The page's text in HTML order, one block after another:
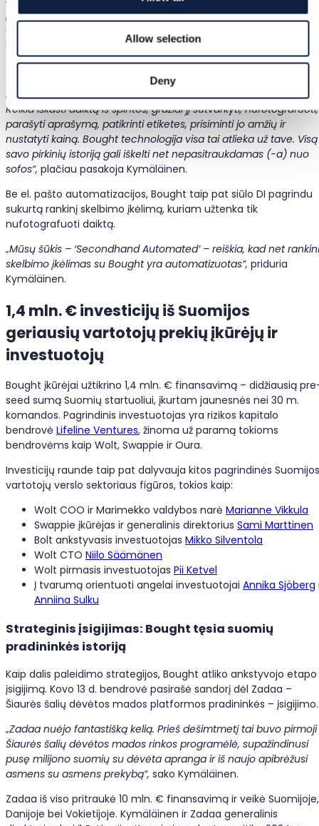
Allow selection
Deny
palieka skaitmeninį pėdsaką mūsų el. laiškuose – su visomis
detalėmis, reikalingomis pardavimo skelbimui sukurti“,
Kymäläinen.
Tai žymi poslinkį nuo dabartinės normos.
„Tradiciškai sukurti pardavimo skelbimą yra varginantis darbas.
Reikia iškasti daiktą iš spintos, gražiai jį sutvarkyti, nufotografuoti,
parašyti aprašymą, patikrinti etiketes, prisiminti jo amžių ir
nustatyti kainą. Bought technologija visa tai atlieka už tave. Visą
savo pirkinių istoriją gali iškelti net nepasitraukdamas (-a) nuo
sofos“, plačiau pasakoja Kymäläinen.
Be el. pašto automatizacijos, Bought taip pat siūlo DI pagrindu
sukurtą rankinį skelbimo įkėlimą, kuriam užtenka tik
nufotografuoti daiktą.
„Mūsų šūkis – ‘Secondhand Automated’ – reiškia, kad net
skelbimo įkėlimas su Bought yra automatizuotas“, priduria
Kymäläinen.
1,4 mln. € investicijų iš Suomijos
geriausių vartotojų prekių įkūrėjų ir
investuotojų
Bought įkūrėjai užtikrino 1,4 mln. € finansavimą – didžiausią
seed sumą Suomių startuoliui, įkurtam jaunesnės nei 30 m.
komandos. Pagrindinis investuotojas yra rizikos kapitalo
bendrovė Lifeline Ventures, žinoma už paramą tokioms
bendrovėms kaip Wolt, Swappie ir Oura.
Investicijų raunde taip pat dalyvauja kitos pagrindinės Suomijos
vartotojų verslo sektoriaus figūros, tokios kaip:
Wolt COO ir Marimekko valdybos narė Marianne Vikkula
Swappie įkūrėjas ir generalinis direktorius Sami Marttinen
Bolt ankstyvasis investuotojas Mikko Silventola
Wolt CTO Niilo Säämänen
Wolt pirmasis investuotojas Pii Ketvel
Į tvarumą orientuoti angelai investuotojai Annika Sjöberg
Anniina Sulku
Strateginis įsigijimas: Bought tęsia suomių
pradininkės istoriją
Kaip dalis paleidimo strategijos, Bought atliko ankstyvojo etapo
įsigijimą. Kovo 13 d. bendrovė pasirašė sandorį dėl Zadaa –
Šiaurės šalių dėvėtos mados platformos pradininkės – įsigijimo.
„Zadaa nuėjo fantastišką kelią. Prieš dešimtmetį tai buvo pirmoji
Šiaurės šalių dėvėtos mados rinkos programėlė, supažindinusi
pusę milijono suomių su dėvėta apranga ir iš naujo apibrėžusi
asmens su asmens prekybą“, sako Kymäläinen.
Zadaa iš viso pritraukė 10 mln. € finansavimą ir veikė Suomijoje,
Danijoje bei Vokietijoje. Kymäläinen ir Zadaa generalinis